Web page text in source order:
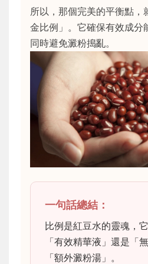
所以，那個完美的平衡點，
金比例」。它確保有效成分
同時避免澱粉搗亂。
一句話總結：
比例是紅豆水的靈魂，
「有效精華液」還是「
「額外澱粉湯」。